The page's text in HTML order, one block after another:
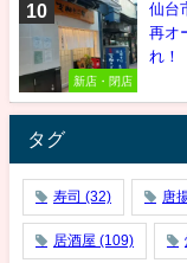
新店・閉店
仙台
再オ
れ！
タグ
寿司 (32) 唐
居酒屋 (109)